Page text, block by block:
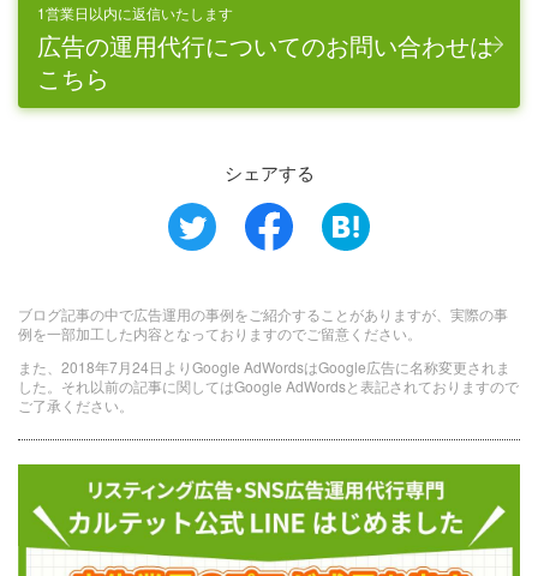
1営業日以内に返信いたします
広告の運用代行についてのお問い合わせは
こちら
シェアする
ブログ記事の中で広告運用の事例をご紹介することがありますが、実際の事
例を一部加工した内容となっておりますのでご留意ください。
また、2018年7月24日よりGoogle AdWordsはGoogle広告に名称変更されま
した。それ以前の記事に関してはGoogle AdWordsと表記されておりますので
ご了承ください。